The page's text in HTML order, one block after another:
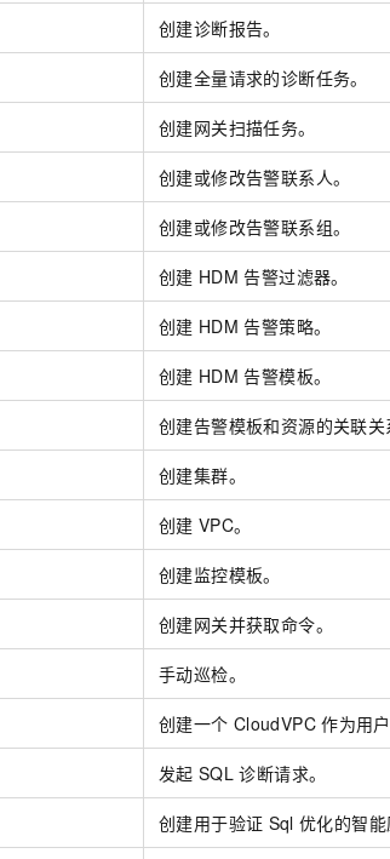
创建诊断报告。
创建全量请求的诊断任务。
创建网关扫描任务。
创建或修改告警联系人。
创建或修改告警联系组。
创建 HDM 告警过滤器。
创建 HDM 告警策略。
创建 HDM 告警模板。
创建告警模板和资源的关联关
创建集群。
创建 VPC。
创建监控模板。
创建网关并获取命令。
手动巡检。
创建一个 CloudVPC 作为用
发起 SQL 诊断请求。
创建用于验证 Sql 优化的智能